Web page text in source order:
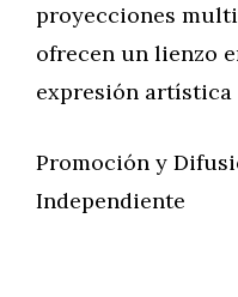
proyecciones
ofrecen un lienzo
expresión
Promoción y
Independiente